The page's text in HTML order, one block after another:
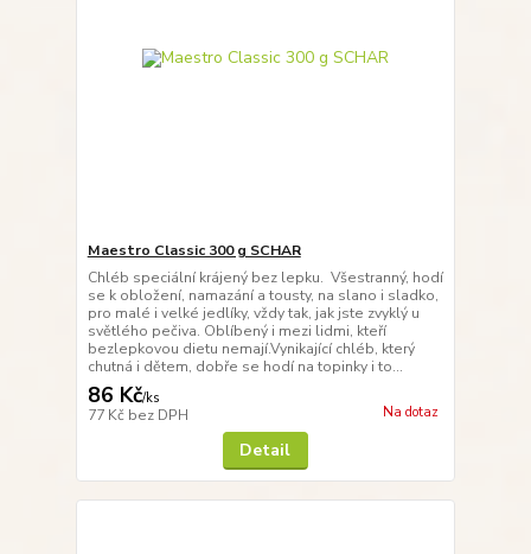
Maestro Classic 300 g SCHAR
Chléb speciální krájený bez lepku. Všestranný, hodí
se k obložení, namazání a tousty, na slano i sladko,
pro malé i velké jedlíky, vždy tak, jak jste zvyklý u
světlého pečiva. Oblíbený i mezi lidmi, kteří
bezlepkovou dietu nemají.Vynikající chléb, který
chutná i dětem, dobře se hodí na topinky i to...
86 Kč/ks
77 Kč bez DPH Na dotaz
Detail